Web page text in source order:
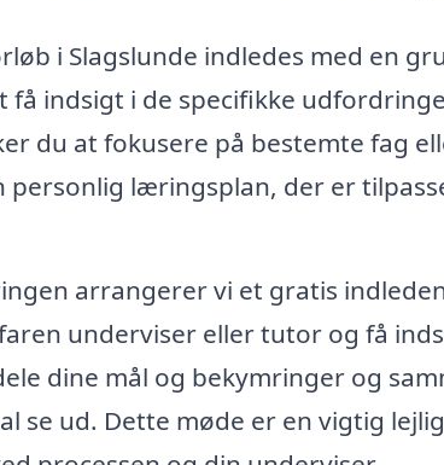
i Slagslunde indledes med en
indsigt i de specifikke
du at fokusere på bestemte fag
personlig læringsplan, der er
arrangerer vi et gratis
underviser eller tutor og få
dine mål og bekymringer og
se ud. Dette møde er en vigtig